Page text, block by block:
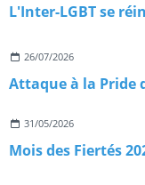
26/07/2026
31/05/2026
Mois des Fiertés